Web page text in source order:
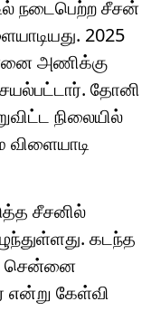
நடைபெற்ற சீசன்
2025
அணிக்கு
தோனி
நிலையில்
விளையாடி
சீசனில்
கடந்த
சென்னை
என்று கேள்வி